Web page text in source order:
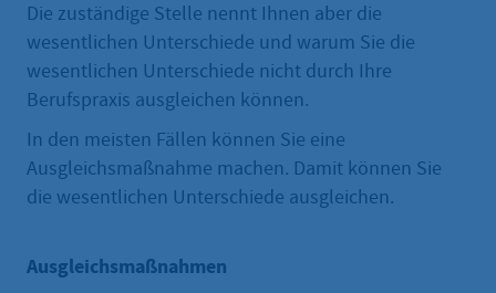
Die zuständige Stelle nennt Ihnen aber die
wesentlichen Unterschiede und warum Sie die
wesentlichen Unterschiede nicht durch Ihre
Berufspraxis ausgleichen können.
In den meisten Fällen können Sie eine
Ausgleichsmaßnahme machen. Damit können Sie
die wesentlichen Unterschiede ausgleichen.
Ausgleichsmaßnahmen